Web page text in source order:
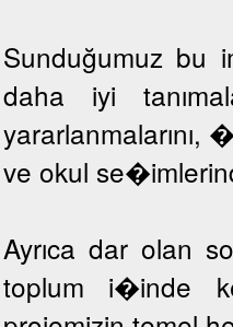
Sunduğumuz bu
daha iyi
yararlanmalarını,
ve okul
Ayrıca dar olan
toplum i�inde